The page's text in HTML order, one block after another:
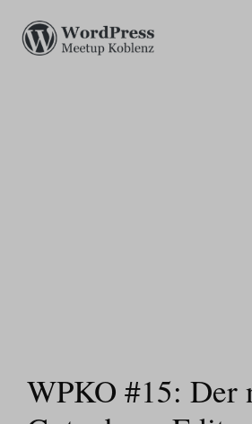
Inhalt
WPKO #15: Der